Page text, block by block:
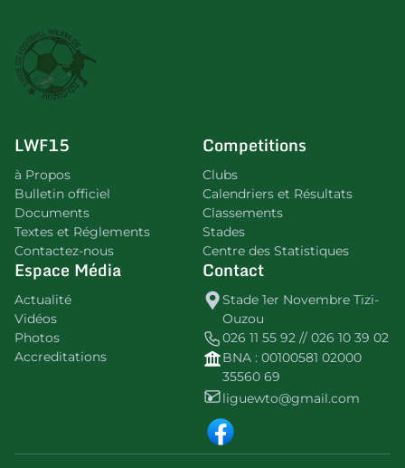
LWF15
à Propos
Bulletin officiel
Documents
Textes et Réglements
Contactez-nous
Competitions
Clubs
Calendriers et Résultats
Classements
Stades
Centre des Statistiques
Espace Média
Actualité
Vidéos
Photos
Accreditations
Contact
Stade 1er Novembre Tizi-
Ouzou
026 11 55 92 // 026 10 39 02
BNA : 00100581 02000
35560 69
liguewto@gmail.com